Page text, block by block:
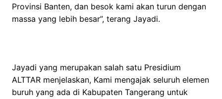
Provinsi Banten, dan besok kami akan turun dengan
massa yang lebih besar”, terang Jayadi.
Jayadi yang merupakan salah satu Presidium
ALTTAR menjelaskan, Kami mengajak seluruh elemen
buruh yang ada di Kabupaten Tangerang untuk